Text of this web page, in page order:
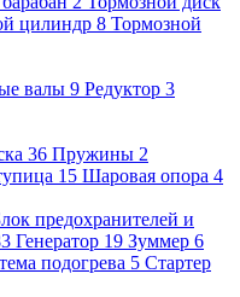
цилиндр 8 Тормозной
валы 9 Редуктор 3
36 Пружины 2
15 Шаровая опора 4
предохранителей и
Генератор 19 Зуммер 6
подогрева 5 Стартер